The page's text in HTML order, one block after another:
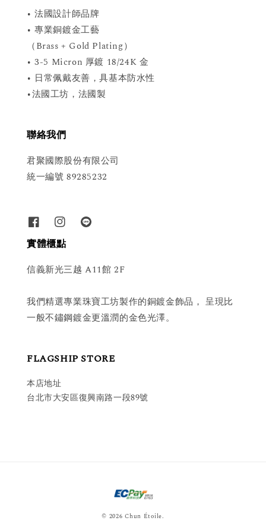
• 法國設計師品牌
• 專業銅鍍金工藝
（Brass + Gold Plating）
• 3-5 Micron 厚鍍 18/24K 金
• 日常佩戴友善，具基本防水性
•法國工坊，法國製
聯絡我們
君聚國際股份有限公司
統一編號 89285232
實體櫃點
信義新光三越 A11館 2F
我們精選專業珠寶工坊製作的銅鍍金飾品， 呈現比
一般不鏽鋼鍍金更溫潤的金色光澤。
FLAGSHIP STORE
本店地址
台北市大安區復興南路一段89號
© 2026 Chun Étoile.